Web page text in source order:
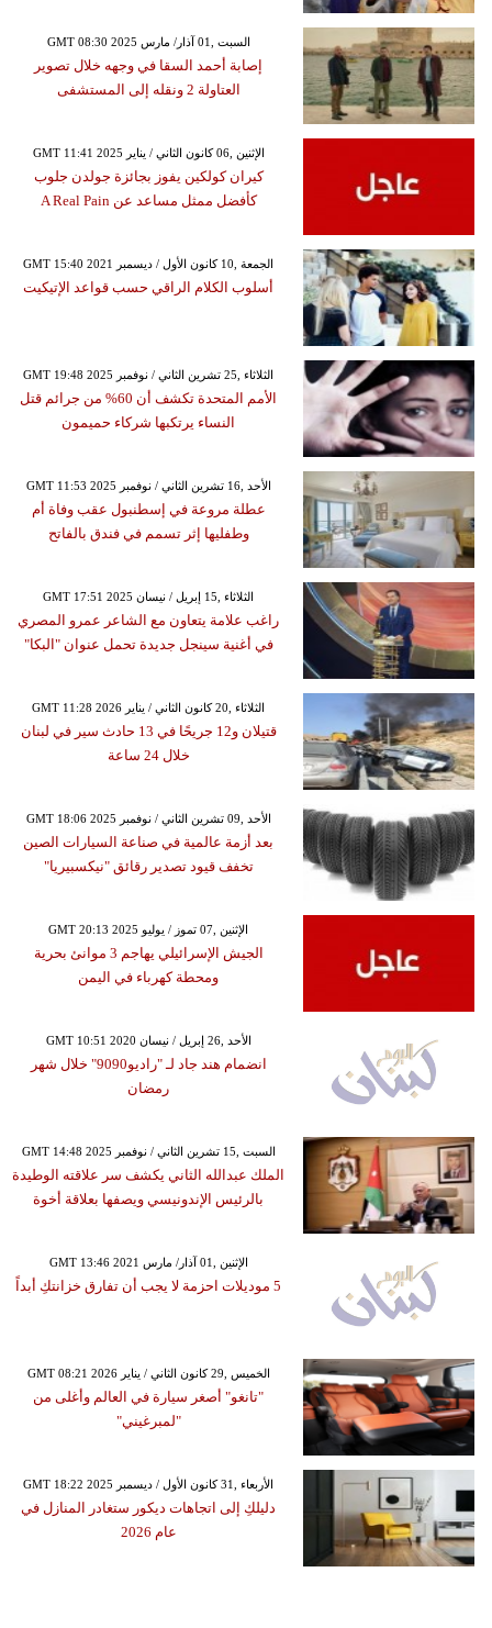
GMT 08:30 2025 السبت ,01 آذار/ مارس
إصابة أحمد السقا في وجهه خلال تصوير
العتاولة 2 ونقله إلى المستشفى
GMT 11:41 2025 الإثنين ,06 كانون الثاني / يناير
كيران كولكين يفوز بجائزة جولدن جلوب
كأفضل ممثل مساعد عن A Real Pain
GMT 15:40 2021 الجمعة ,10 كانون الأول / ديسمبر
أسلوب الكلام الراقي حسب قواعد الإتيكيت
GMT 19:48 2025 الثلاثاء ,25 تشرين الثاني / نوفمبر
الأمم المتحدة تكشف أن 60% من جرائم قتل
النساء يرتكبها شركاء حميمون
GMT 11:53 2025 الأحد ,16 تشرين الثاني / نوفمبر
عطلة مروعة في إسطنبول عقب وفاة أم
وطفليها إثر تسمم في فندق بالفاتح
GMT 17:51 2025 الثلاثاء ,15 إبريل / نيسان
راغب علامة يتعاون مع الشاعر عمرو المصري
في أغنية سينجل جديدة تحمل عنوان "البكا"
GMT 11:28 2026 الثلاثاء ,20 كانون الثاني / يناير
قتيلان و12 جريحًا في 13 حادث سير في لبنان
خلال 24 ساعة
GMT 18:06 2025 الأحد ,09 تشرين الثاني / نوفمبر
بعد أزمة عالمية في صناعة السيارات الصين
تخفف قيود تصدير رقائق "نيكسبيريا"
GMT 20:13 2025 الإثنين ,07 تموز / يوليو
الجيش الإسرائيلي يهاجم 3 موانئ بحرية
ومحطة كهرباء في اليمن
GMT 10:51 2020 الأحد ,26 إبريل / نيسان
انضمام هند جاد لـ "راديو9090" خلال شهر
رمضان
GMT 14:48 2025 السبت ,15 تشرين الثاني / نوفمبر
الملك عبدالله الثاني يكشف سر علاقته الوطيدة
بالرئيس الإندونيسي ويصفها بعلاقة أخوة
GMT 13:46 2021 الإثنين ,01 آذار/ مارس
5 موديلات احزمة لا يجب أن تفارق خزانتكِ أبداً
GMT 08:21 2026 الخميس ,29 كانون الثاني / يناير
"تانغو" أصغر سيارة في العالم وأغلى من
"لمبرغيني"
GMT 18:22 2025 الأربعاء ,31 كانون الأول / ديسمبر
دليلكِ إلى اتجاهات ديكور ستغادر المنازل في
عام 2026